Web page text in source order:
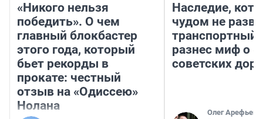
«Никого нельзя
победить». О чем
главный блокбастер
этого года, который
бьет рекорды в
прокате: честный
отзыв на «Одиссею»
Нолана
Наследие,
чудом не
транспортный
разнес миф о
советских
Олег Арефьев